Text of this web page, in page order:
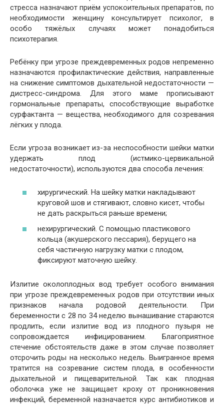
стресса назначают приём успокоительных препаратов, по
необходимости женщину консультирует психолог, в
особо тяжёлых случаях может понадобиться
психотерапия.
Ребёнку при угрозе преждевременных родов непременно
назначаются профилактические действия, направленные
на снижение симптомов дыхательной недостаточности —
дистресс-синдрома. Для этого маме прописывают
гормональные препараты, способствующие выработке
сурфактанта — вещества, необходимого для созревания
лёгких у плода.
Если угроза возникает из-за неспособности шейки матки
удержать плод (истмико-цервикальной
недостаточности), используются два способа лечения:
хирургический. На шейку матки накладывают
круговой шов и стягивают, словно кисет, чтобы
не дать раскрыться раньше времени;
нехирургический. С помощью пластикового
кольца (акушерского пессария), берущего на
себя частичную нагрузку матки с плодом,
фиксируют маточную шейку.
Излитие околоплодных вод требует особого внимания
при угрозе преждевременных родов при отсутствии иных
признаков начала родовой деятельности. При
беременности с 28 по 34 неделю вынашивание стараются
продлить, если излитие вод из плодного пузыря не
сопровождается инфицированием. Благоприятное
стечение обстоятельств даже в этом случае позволяет
отсрочить роды на несколько недель. Выигранное время
тратится на созревание систем плода, в особенности
дыхательной и пищеварительной. Так как плодная
оболочка уже не защищает кроху от проникновения
инфекций, беременной назначается курс антибиотиков и